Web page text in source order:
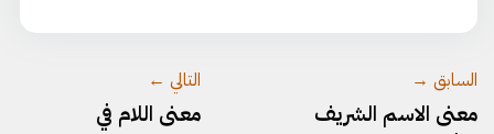
السابق →
معنى الاسم الشريف
التالي ←
معنى اللام في